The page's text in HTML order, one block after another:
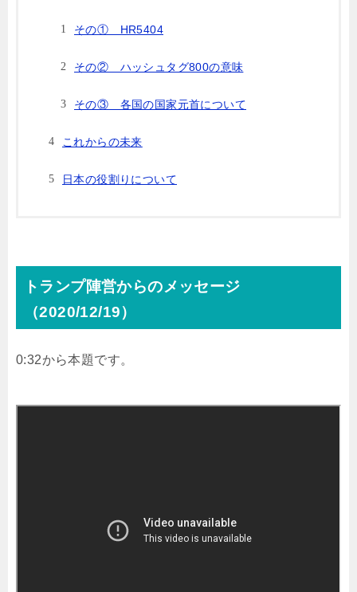
その① HR5404
その② ハッシュタグ800の意味
その③ 各国の国家元首について
これからの未来
日本の役割りについて
トランプ陣営からのメッセージ
（2020/12/19）
0:32から本題です。